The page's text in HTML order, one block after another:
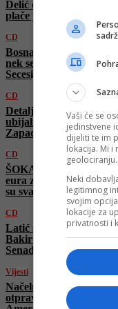
Delić o izdajicama:
plače jer joj sina
CD
Bosna više nije
nek se zabrinu!
Secesija RS-a…“
CD
Detalji mučne istrage:
ubijali Sarajlije, evo ko
Zapada
CD
ŠOKANTNO: Bogataši
eura za ubijanje
su svakog vikenda”
CD
Latić šokira: “Sarajevo
Bakir već izgubio!
Senad i ja pobijedili”
Vijesti
Načelnik Irfan Čengić
otpravnikom poslova
Vaši će se
jedinstvene
dijeliti te im
lokacija. Mi
geolociranju.
Neki
legitimnog
svojim
lokacije za
privatnosti i